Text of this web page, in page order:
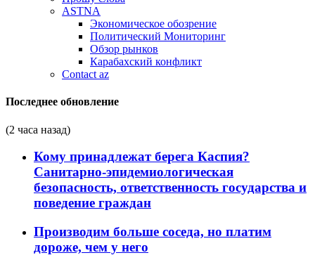
ASTNA
Экономическое обозрение
Политический Мониторинг
Обзор рынков
Карабахский конфликт
Contact az
Последнее обновление
(2 часа назад)
Кому принадлежат берега Каспия?
Санитарно-эпидемиологическая
безопасность, ответственность государства и
поведение граждан
Производим больше соседа, но платим
дороже, чем у него